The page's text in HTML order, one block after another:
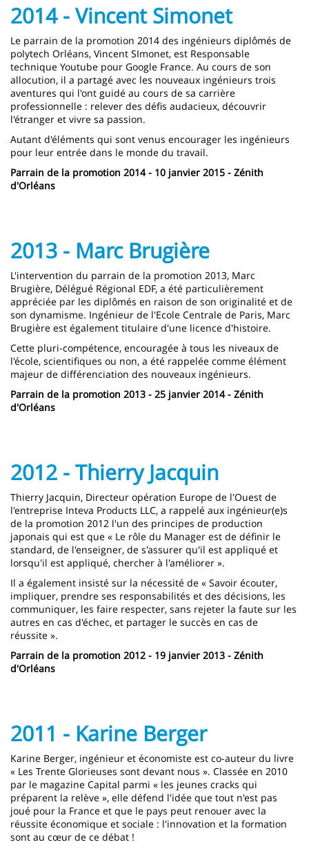
2014 - Vincent Simonet
Le parrain de la promotion 2014 des ingénieurs diplômés de
polytech Orléans, Vincent SImonet, est Responsable
technique Youtube pour Google France. Au cours de son
allocution, il a partagé avec les nouveaux ingénieurs trois
aventures qui l'ont guidé au cours de sa carrière
professionnelle : relever des défis audacieux, découvrir
l'étranger et vivre sa passion.
Autant d'éléments qui sont venus encourager les ingénieurs
pour leur entrée dans le monde du travail.
Parrain de la promotion 2014 - 10 janvier 2015 - Zénith
d'Orléans
2013 - Marc Brugière
L'intervention du parrain de la promotion 2013, Marc
Brugière, Délégué Régional EDF, a été particulièrement
appréciée par les diplômés en raison de son originalité et de
son dynamisme. Ingénieur de l'Ecole Centrale de Paris, Marc
Brugière est également titulaire d'une licence d'histoire.
Cette pluri-compétence, encouragée à tous les niveaux de
l'école, scientifiques ou non, a été rappelée comme élément
majeur de différenciation des nouveaux ingénieurs.
Parrain de la promotion 2013 - 25 janvier 2014 - Zénith
d'Orléans
2012 - Thierry Jacquin
Thierry Jacquin, Directeur opération Europe de l'Ouest de
l'entreprise Inteva Products LLC, a rappelé aux ingénieur(e)s
de la promotion 2012 l'un des principes de production
japonais qui est que « Le rôle du Manager est de définir le
standard, de l'enseigner, de s'assurer qu'il est appliqué et
lorsqu'il est appliqué, chercher à l'améliorer ».
Il a également insisté sur la nécessité de « Savoir écouter,
impliquer, prendre ses responsabilités et des décisions, les
communiquer, les faire respecter, sans rejeter la faute sur les
autres en cas d'échec, et partager le succès en cas de
réussite ».
Parrain de la promotion 2012 - 19 janvier 2013 - Zénith
d'Orléans
2011 - Karine Berger
Karine Berger, ingénieur et économiste est co-auteur du livre
« Les Trente Glorieuses sont devant nous ». Classée en 2010
par le magazine Capital parmi « les jeunes cracks qui
préparent la relève », elle défend l'idée que tout n'est pas
joué pour la France et que le pays peut renouer avec la
réussite économique et sociale : l'innovation et la formation
sont au cœur de ce débat !